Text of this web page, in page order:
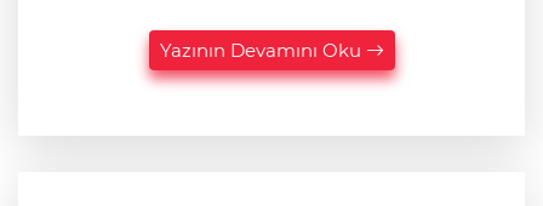
Yazının Devamını Oku